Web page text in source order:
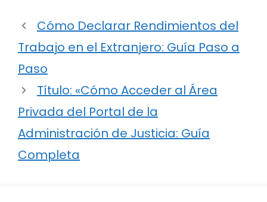
Cómo Declarar Rendimientos del
Trabajo en el Extranjero: Guía Paso a
Paso
Título: «Cómo Acceder al Área
Privada del Portal de la
Administración de Justicia: Guía
Completa